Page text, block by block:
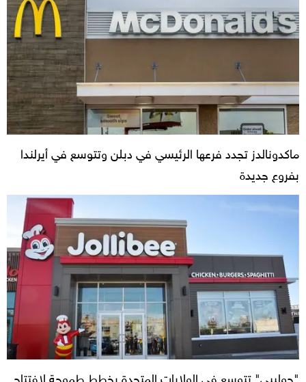
ماكدونالدز تجدد فرعها الرئيسي في دبلن وتتوسع في أيرلندا
بفروع جديدة
"جوليبي" تتوسع في الولايات المتحدة بخطط طموحة لافتتاح